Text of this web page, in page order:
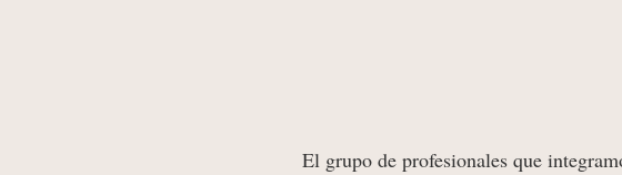
El grupo de profesionales que